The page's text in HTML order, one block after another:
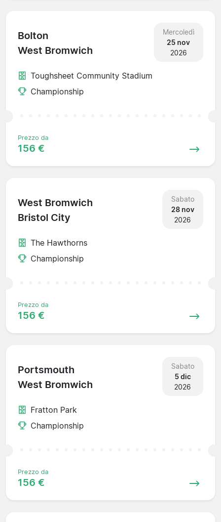
Bolton
West Bromwich
Mercoledì
25 nov
2026
Toughsheet Community Stadium
Championship
Prezzo da
156 €
West Bromwich
Bristol City
Sabato
28 nov
2026
The Hawthorns
Championship
Prezzo da
156 €
Portsmouth
West Bromwich
Sabato
5 dic
2026
Fratton Park
Championship
Prezzo da
156 €